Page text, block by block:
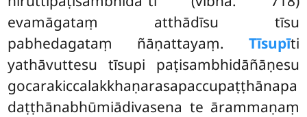
evamāgataṃ atthādīsu tīsu
pabhedagataṃ ñāṇattayaṃ. Tīsupīti
yathāvuttesu tīsupi paṭisambhidāñāṇesu
gocarakiccalakkhaṇarasapaccupaṭṭhānapa
daṭṭhānabhūmiādivasena te ārammaṇaṃ